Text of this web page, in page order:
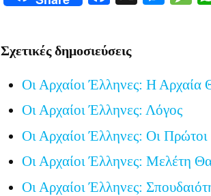
Σχετικές δημοσιεύσεις
Οι Αρχαίοι Έλληνες: Η Αρχαία
Οι Αρχαίοι Έλληνες: Λόγος
Οι Αρχαίοι Έλληνες: Οι Πρώτοι
Οι Αρχαίοι Έλληνες: Μελέτη
Οι Αρχαίοι Έλληνες: